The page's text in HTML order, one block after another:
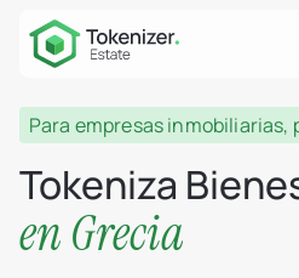
Para empresas inmobiliarias,
Tokeniza
en Grecia